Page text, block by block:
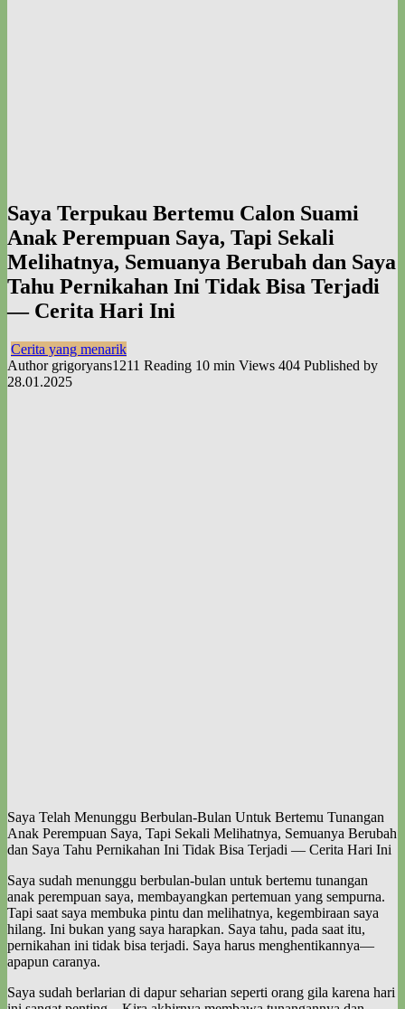
Saya Terpukau Bertemu Calon Suami
Anak Perempuan Saya, Tapi Sekali
Melihatnya, Semuanya Berubah dan Saya
Tahu Pernikahan Ini Tidak Bisa Terjadi
— Cerita Hari Ini
Cerita yang menarik
Author grigoryans1211 Reading 10 min Views 404 Published by
28.01.2025
Saya Telah Menunggu Berbulan-Bulan Untuk Bertemu Tunangan
Anak Perempuan Saya, Tapi Sekali Melihatnya, Semuanya Berubah
dan Saya Tahu Pernikahan Ini Tidak Bisa Terjadi — Cerita Hari Ini
Saya sudah menunggu berbulan-bulan untuk bertemu tunangan
anak perempuan saya, membayangkan pertemuan yang sempurna.
Tapi saat saya membuka pintu dan melihatnya, kegembiraan saya
hilang. Ini bukan yang saya harapkan. Saya tahu, pada saat itu,
pernikahan ini tidak bisa terjadi. Saya harus menghentikannya—
apapun caranya.
Saya sudah berlarian di dapur seharian seperti orang gila karena hari